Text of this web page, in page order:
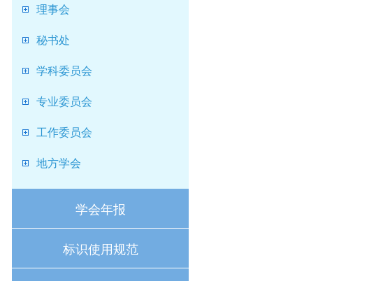
理事会
秘书处
学科委员会
专业委员会
工作委员会
地方学会
学会年报
标识使用规范